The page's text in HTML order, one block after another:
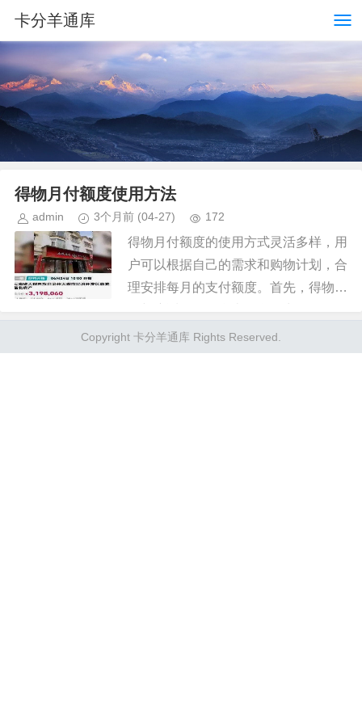
卡分羊通库
得物月付额度使用方法
admin 3个月前 (04-27) 172
得物月付额度的使用方式灵活多样，用
户可以根据自己的需求和购物计划，合
理安排每月的支付额度。首先，得物月
是服饰、鞋靴、配饰还是电子产品，用
户都可以根据自己的喜好选择商品...
Copyright 卡分羊通库 Rights Reserved.